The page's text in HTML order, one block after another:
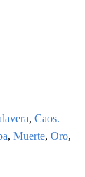
, Caos.
, Muerte, Oro,